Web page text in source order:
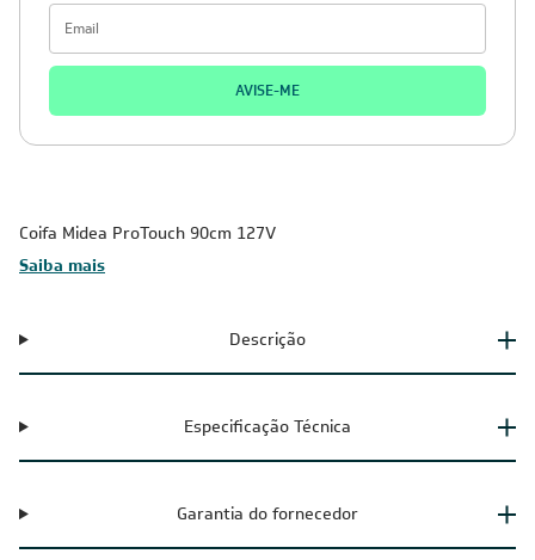
AVISE-ME
Coifa Midea ProTouch 90cm 127V
Saiba mais
Descrição
Especificação Técnica
Garantia do fornecedor